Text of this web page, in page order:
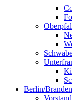
Berlin/
Vorstand